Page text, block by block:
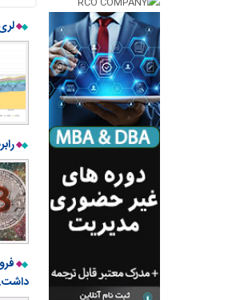
لری
رابرت کیوساکی
داشت.